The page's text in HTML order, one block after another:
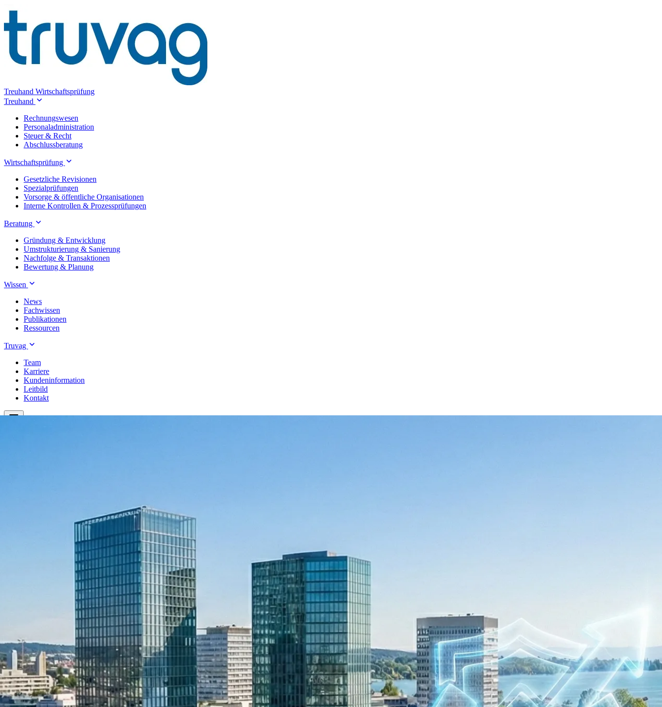
Treuhand Wirtschaftsprüfung
Treuhand
Rechnungswesen
Personaladministration
Steuer & Recht
Abschlussberatung
Wirtschaftsprüfung
Gesetzliche Revisionen
Spezialprüfungen
Vorsorge & öffentliche Organisationen
Interne Kontrollen & Prozessprüfungen
Beratung
Gründung & Entwicklung
Umstrukturierung & Sanierung
Nachfolge & Transaktionen
Bewertung & Planung
Wissen
News
Fachwissen
Publikationen
Ressourcen
Truvag
Team
Karriere
Kundeninformation
Leitbild
Kontakt
Gesetzliche Revisionen
Spezialprüfungen
Vorsorge & öffentliche Organisationen
Interne Kontrollen & Prozessprüfungen
Gründung & Entwicklung
Umstrukturierung & Sanierung
Nachfolge & Transaktionen
Bewertung & Planung
Wissen